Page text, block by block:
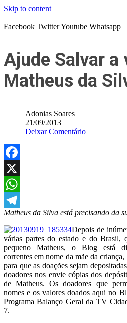
Skip to content
Facebook TwitterYoutube Whatsapp
Ajude Salvar a
Matheus da
Adonias Soares
21/09/2013
Deixar Comentário
Facebook
X
WhatsApp
Telegram
Matheus da Silva está precisando da
Depois de
várias partes do estado e do Brasil,
pequeno Matheus, o Blog está
correntes em nome da mãe da
para que as doações sejam
doadores nos envie cópias dos
de Matheus. Os doadores que
nomes e os valores doados aqui no
Programa Balanço Geral da TV
7.